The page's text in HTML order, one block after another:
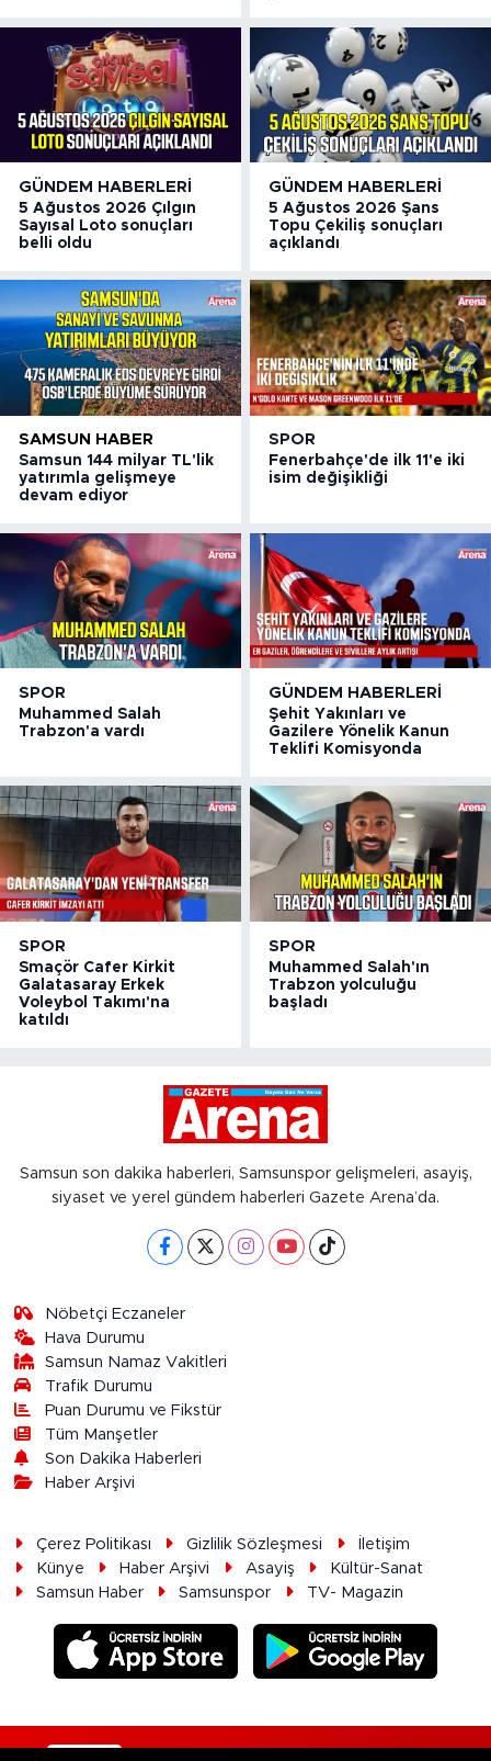
GÜNDEM HABERLERI
5 Ağustos 2026 Çılgın
Sayısal Loto sonuçları
belli oldu
GÜNDEM HABERLERI
5 Ağustos 2026 Şans
Topu Çekiliş sonuçları
açıklandı
SAMSUN HABER
Samsun 144 milyar TL'lik
yatırımla gelişmeye
devam ediyor
SPOR
Fenerbahçe'de ilk 11'e iki
isim değişikliği
SPOR
Muhammed Salah
Trabzon'a vardı
GÜNDEM HABERLERI
Şehit Yakınları ve
Gazilere Yönelik Kanun
Teklifi Komisyonda
SPOR
Smaçör Cafer Kirkit
Galatasaray Erkek
Voleybol Takımı'na
katıldı
SPOR
Muhammed Salah'ın
Trabzon yolculuğu
başladı
Samsun son dakika haberleri, Samsunspor gelişmeleri, asayiş,
siyaset ve yerel gündem haberleri Gazete Arena’da.
Nöbetçi Eczaneler
Hava Durumu
Samsun Namaz Vakitleri
Trafik Durumu
Puan Durumu ve Fikstür
Tüm Manşetler
Son Dakika Haberleri
Haber Arşivi
Çerez Politikası Gizlilik Sözleşmesi
İletişim
Künye
Haber Arşivi Asayiş
Kültür-Sanat
Samsun Haber
Samsunspor TV- Magazin